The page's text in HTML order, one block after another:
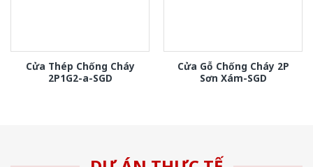
Cửa Thép Chống Cháy
2P1G2-a-SGD
Cửa Gỗ Chống Cháy 2P
Sơn Xám-SGD